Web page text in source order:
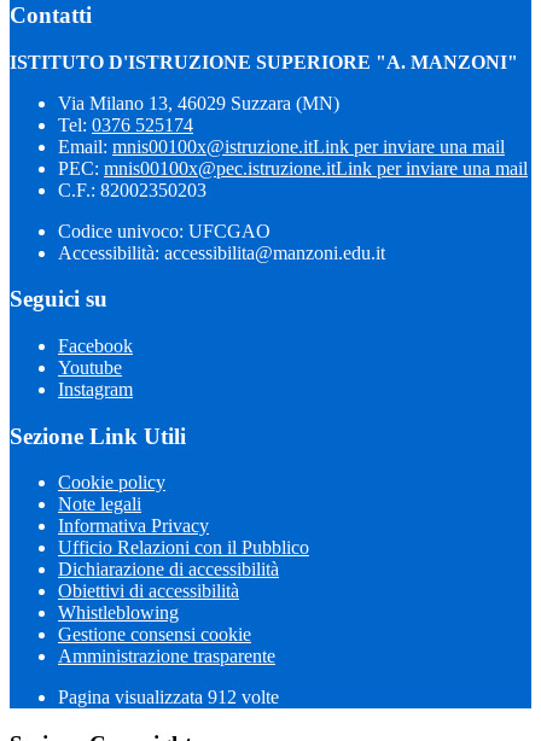
Contatti
ISTITUTO D'ISTRUZIONE SUPERIORE "A. MANZONI"
Via Milano 13, 46029 Suzzara (MN)
Tel: 0376 525174
Email: mnis00100x@istruzione.itLink per inviare una mail
PEC: mnis00100x@pec.istruzione.itLink per inviare una mail
C.F.: 82002350203
Codice univoco: UFCGAO
Accessibilità: accessibilita@manzoni.edu.it
Seguici su
Facebook
Youtube
Instagram
Sezione Link Utili
Cookie policy
Note legali
Informativa Privacy
Ufficio Relazioni con il Pubblico
Dichiarazione di accessibilità
Obiettivi di accessibilità
Whistleblowing
Gestione consensi cookie
Amministrazione trasparente
Pagina visualizzata 912 volte